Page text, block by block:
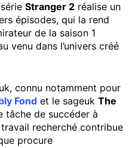
Stranger 2 réalise un
épisodes, qui la rend
de la saison 1
venu dans l’univers créé
connu notamment pour
Fond et le sageuk The
tâche de succéder à
travail recherché contribue
procure